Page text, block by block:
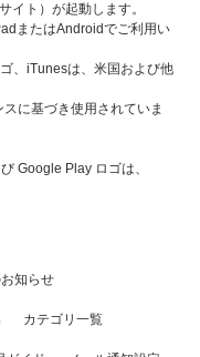
イト）が起動します。
またはAndroidでご利用い
、iTunesは、米国および他
に基づき使用されていま
Google Play ロゴは、
知らせ
カテゴリ一覧